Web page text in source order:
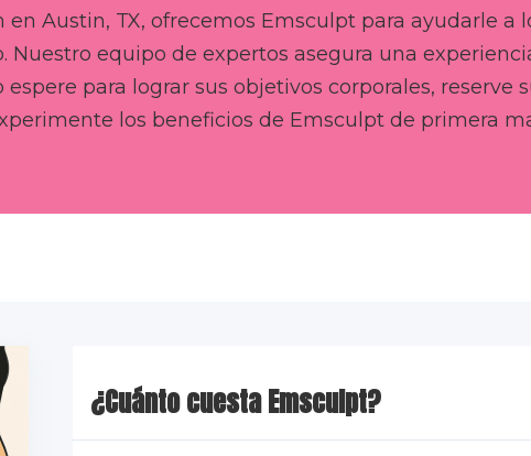
en Austin, TX, ofrecemos Emsculpt para ayudarle a
Nuestro equipo de expertos asegura una
para lograr sus objetivos corporales, reserve
los beneficios de Emsculpt de primera
¿Cuánto cuesta Emsculpt?